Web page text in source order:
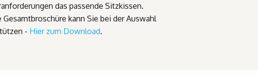
das passende Sitzkissen.
Gesamtbroschüre kann Sie bei der Auswahl
- Hier zum Download.